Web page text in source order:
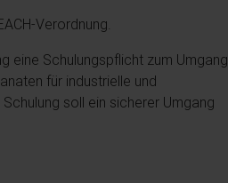
Verordnung.
eine Schulungspflicht zum Umgang
für industrielle und
soll ein sicherer Umgang